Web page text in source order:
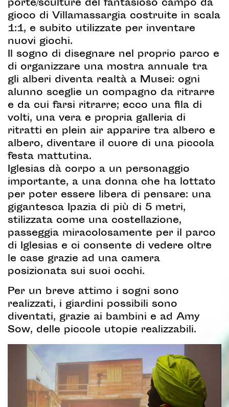
porte/sculture del fantasioso campo da
gioco di Villamassargia costruite in scala
1:1, e subito utilizzate per inventare
nuovi giochi.
Il sogno di disegnare nel proprio parco e
di organizzare una mostra annuale tra
gli alberi diventa realtà a Musei: ogni
alunno sceglie un compagno da ritrarre
e da cui farsi ritrarre; ecco una fila di
volti, una vera e propria galleria di
ritratti en plein air apparire tra albero e
albero, diventare il cuore di una piccola
festa mattutina.
Iglesias dà corpo a un personaggio
importante, a una donna che ha lottato
per poter essere libera di pensare: una
gigantesca Ipazia di più di 5 metri,
stilizzata come una costellazione,
passeggia miracolosamente per il parco
di Iglesias e ci consente di vedere oltre
le case grazie ad una camera
posizionata sui suoi occhi.
Per un breve attimo i sogni sono
realizzati, i giardini possibili sono
diventati, grazie ai bambini e ad Amy
Sow, delle piccole utopie realizzabili.